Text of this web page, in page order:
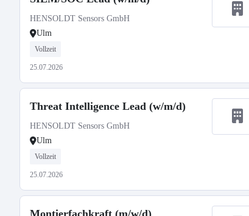
HENSOLDT Sensors GmbH
Ulm
Vollzeit
25.07.2026
Threat Intelligence Lead (w/m/d)
HENSOLDT Sensors GmbH
Ulm
Vollzeit
25.07.2026
Montierfachkraft (m/w/d)